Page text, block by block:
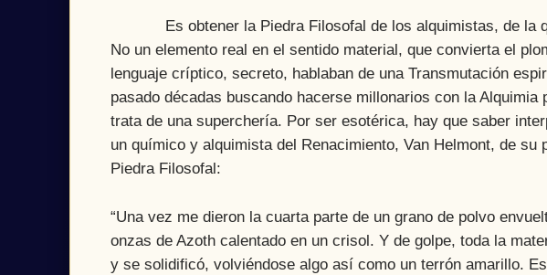
Es obtener la Piedra Filosofal de los alquimistas, de la
No un elemento real en el sentido material, que convierta el
lenguaje críptico, secreto, hablaban de una Transmutación
pasado décadas buscando hacerse millonarios con la
trata de una superchería. Por ser esotérica, hay que saber
un químico y alquimista del Renacimiento, Van Helmont, de
Piedra Filosofal:
“Una vez me dieron la cuarta parte de un grano de polvo
onzas de Azoth calentado en un crisol. Y de golpe, toda la
y se solidificó, volviéndose algo así como un terrón amarillo.